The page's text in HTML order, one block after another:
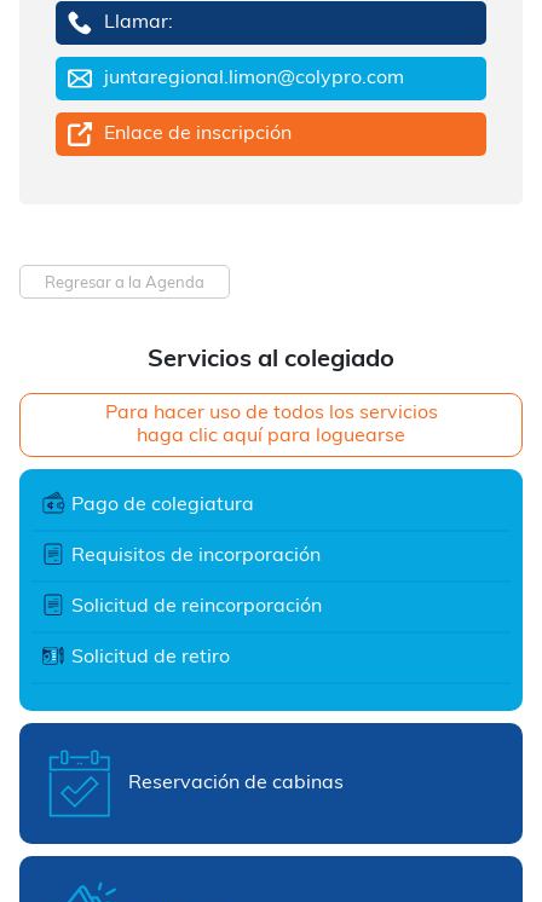
Servicios al colegiado
Para hacer uso de todos los servicios
haga clic aquí para loguearse
Pago de colegiatura
Requisitos de incorporación
Solicitud de reincorporación
Solicitud de retiro
Reservación de cabinas
Llamar:
juntaregional.limon@colypro.com
Enlace de inscripción
Regresar a la Agenda